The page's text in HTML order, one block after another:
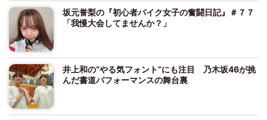
坂元誉梨の『初心者バイク女子の奮闘日記』＃７７
「我慢大会してませんか？」
井上和の“やる気フォント”にも注目 乃木坂46が挑
んだ書道パフォーマンスの舞台裏